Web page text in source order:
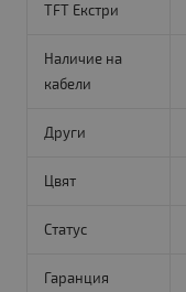
TFT Екстри
Наличие на
кабели
Други
Цвят
Статус
Гаранция